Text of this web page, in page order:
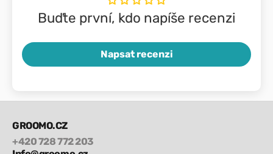
Buďte první, kdo napíše recenzi
Napsat recenzi
GROOMO.CZ
+420 728 772 203